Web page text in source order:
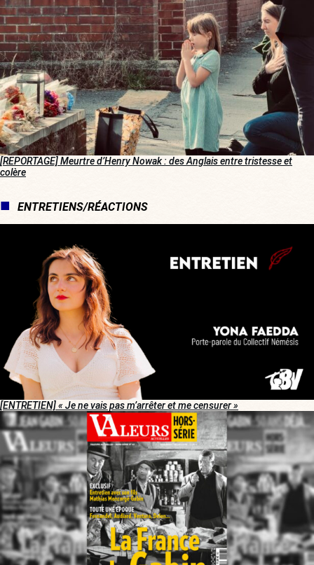
[REPORTAGE] Meurtre d’Henry Nowak : des Anglais entre tristesse et
colère
ENTRETIENS/RÉACTIONS
[ENTRETIEN] « Je ne vais pas m’arrêter et me censurer »